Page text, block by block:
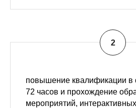
повышение квалификации в
72 часов и прохождение
мероприятий, интерактивных